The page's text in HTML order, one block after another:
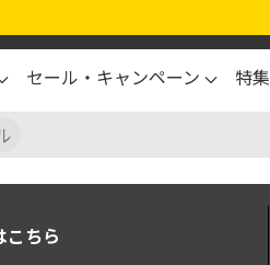
セール・キャンペーン 特
こちら